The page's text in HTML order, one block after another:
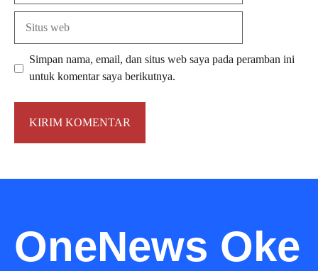
Simpan nama, email, dan situs web saya pada peramban ini
untuk komentar saya berikutnya.
OneNews Oke